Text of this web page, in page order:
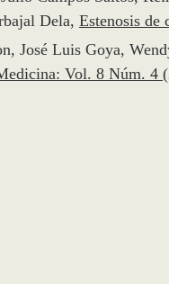
Dela, Estenosis de
José Luis Goya,
Vol. 8 Núm. 4